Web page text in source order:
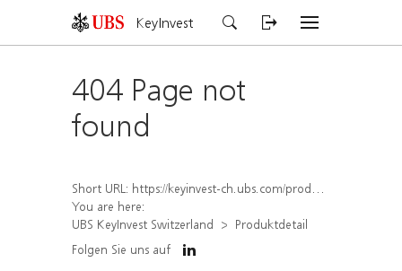
KeyInvest
404 Page not
found
Short URL: https://keyinvest-ch.ubs.com/produkt/detail/index/isin/CH1562159900
You are here:
UBS KeyInvest Switzerland
Produktdetail
Folgen Sie uns auf